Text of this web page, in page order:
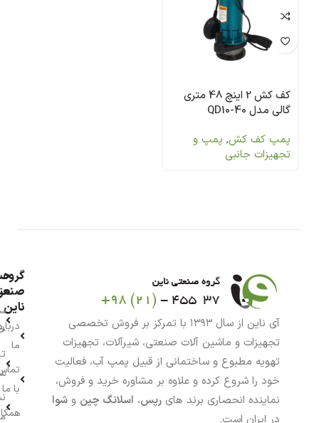
کف کش 2 اینچ 48 متری
گالی مدل QD10-40
پمپ کف کش, پمپ و
تجهیزات جانبی
آی ناین از سال ۱۳۹۳ با تمرکز بر فروش تخصصی
تجهیزات و ماشین آلات صنعتی، شیرآلات، تجهیزات
تهویه مطبوع و ساختمانی از قبیل پمپ آب، فعالیت
خود را شروع کرده و علاوه بر مشاوره خرید و فروش،
نماینده انحصاری برند های رپس، اسلانگ چین و شوا
گروه
ناین
ما
با ما